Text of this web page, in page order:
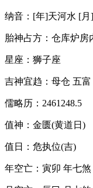
纳音：[年]天河水 [
胎神占方：仓库炉房
星座：狮子座
吉神宜趋：母仓 五
儒略历：2461248.5
值神：金匮(黄道日)
值日：危执位(吉)
年空亡：寅卯 年七